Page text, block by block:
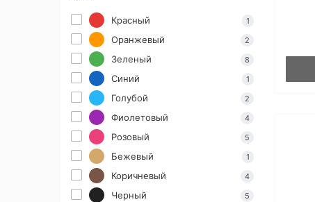
Красный 1
Оранжевый 2
Зеленый 8
Синий 1
Голубой 2
Фиолетовый 4
Розовый 5
Бежевый 1
Коричневый 4
Черный 5